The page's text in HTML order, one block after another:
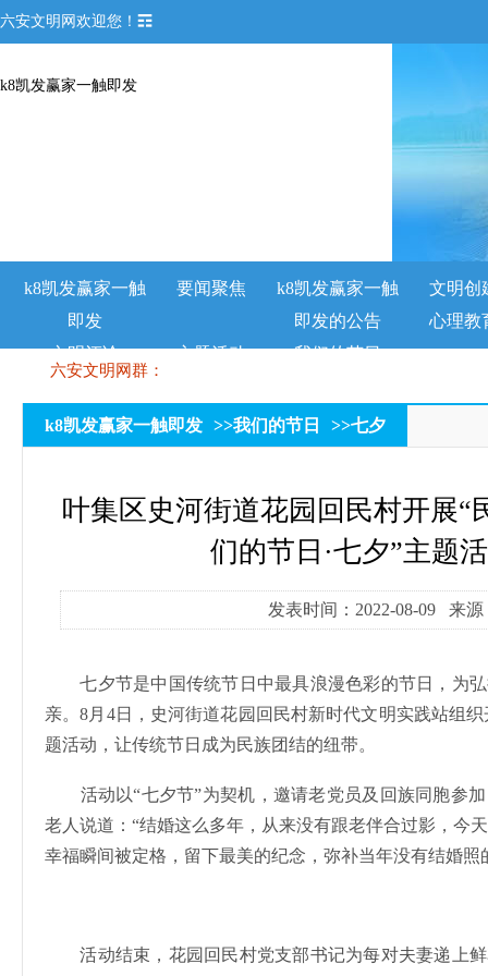
六安文明网欢迎您！☶
k8凯发赢家一触即发
k8凯发赢家一触
即发
要闻聚焦
k8凯发赢家一触
即发的公告
文明创
心理教
文明评论
主题活动 我们的节日
六安文明网群：
k8凯发赢家一触即发 >>我们的节日 >>七夕
叶集区史河街道花园回民村开展“
们的节日·七夕”主题
发表时间：2022-08-09 来
七夕节是中国传统节日中最具浪漫色彩的节日，为
亲。8月4日，史河街道花园回民村新时代文明实践站组织
题活动， 让传统节日成为民族团结的纽带。
活动以“七夕节”为契机，邀请老党员及回族同胞参
老人说道： “结婚这么多年 ， 从来没有跟老伴合过影， 今天
幸福瞬间被定格 ， 留下最美的纪念， 弥补当年没有结婚照
活动结束，花园回民村党支部书记为每对夫妻递上